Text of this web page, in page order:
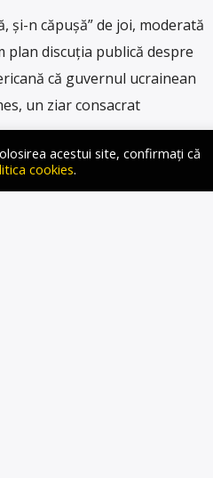
și-n căpușă” de joi, moderată
plan discuția publică despre
că guvernul ucrainean
un ziar consacrat
acestui site, confirmați că
cookies.